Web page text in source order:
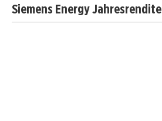
Siemens Energy Jahresrendite